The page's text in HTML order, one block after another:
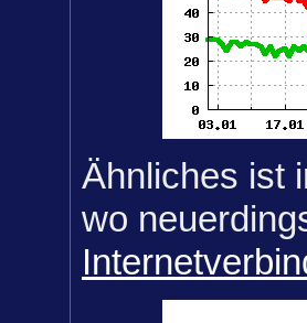
Ähnliches ist
wo